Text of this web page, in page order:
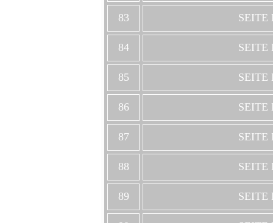
83 SEITE
84 SEITE
85 SEITE
86 SEITE
87 SEITE
88 SEITE
89 SEITE